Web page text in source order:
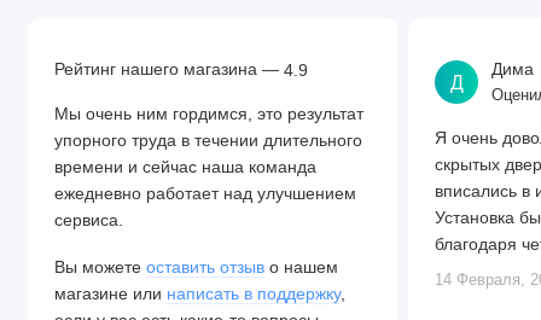
Рейтинг нашего магазина — 4.9
Мы очень ним гордимся, это результат
упорного труда в течении длительного
времени и сейчас наша команда
ежедневно работает над улучшением
сервиса.
Вы можете оставить отзыв о нашем
магазине или написать в поддержку,
Д
Дима
Я очень
скрытых
вписались в
Установка
благодаря
Алексея.
14 Февраля,